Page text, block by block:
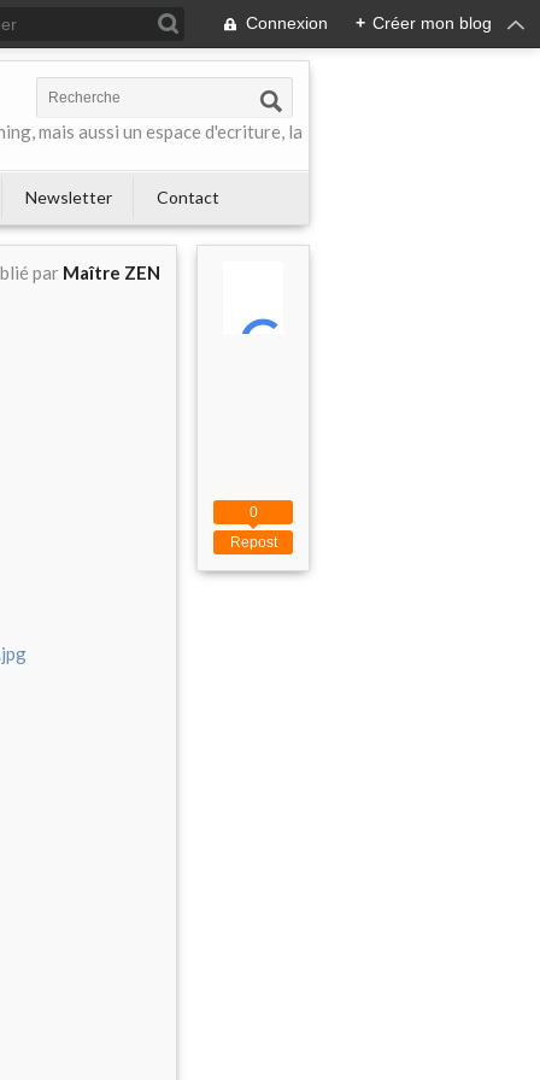
Connexion + Créer mon blog
mais aussi un espace d'ecriture, la
Newsletter Contact
par Maître ZEN
Repost
0